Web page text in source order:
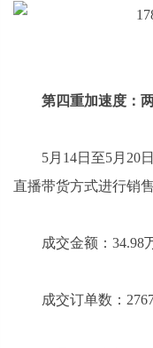
第四重加速度：
5月14日至5月20
直播带货方式进行销
成交金额：34.98
成交订单数：